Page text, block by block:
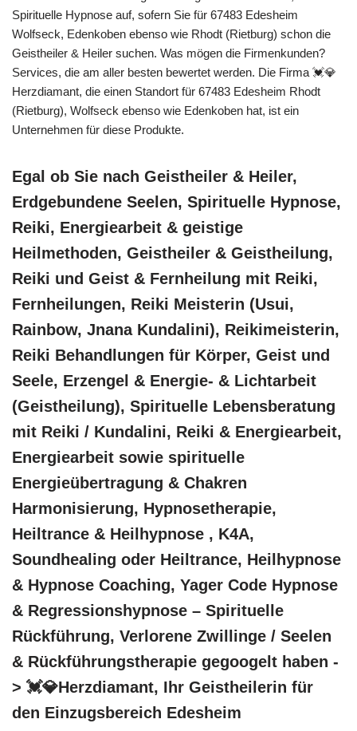
Spirituelle Hypnose auf, sofern Sie für 67483 Edesheim
Wolfseck, Edenkoben ebenso wie Rhodt (Rietburg) schon die
Geistheiler & Heiler suchen. Was mögen die Firmenkunden?
Services, die am aller besten bewertet werden. Die Firma 💓️💎
Herzdiamant, die einen Standort für 67483 Edesheim Rhodt
(Rietburg), Wolfseck ebenso wie Edenkoben hat, ist ein
Unternehmen für diese Produkte.
Egal ob Sie nach Geistheiler & Heiler,
Erdgebundene Seelen, Spirituelle Hypnose,
Reiki, Energiearbeit & geistige
Heilmethoden, Geistheiler & Geistheilung,
Reiki und Geist & Fernheilung mit Reiki,
Fernheilungen, Reiki Meisterin (Usui,
Rainbow, Jnana Kundalini), Reikimeisterin,
Reiki Behandlungen für Körper, Geist und
Seele, Erzengel & Energie- & Lichtarbeit
(Geistheilung), Spirituelle Lebensberatung
mit Reiki / Kundalini, Reiki & Energiearbeit,
Energiearbeit sowie spirituelle
Energieübertragung & Chakren
Harmonisierung, Hypnosetherapie,
Heiltrance & Heilhypnose , K4A,
Soundhealing oder Heiltrance, Heilhypnose
& Hypnose Coaching, Yager Code Hypnose
& Regressionshypnose – Spirituelle
Rückführung, Verlorene Zwillinge / Seelen
& Rückführungstherapie gegoogelt haben -
> 💓️💎Herzdiamant, Ihr Geistheilerin für
den Einzugsbereich Edesheim